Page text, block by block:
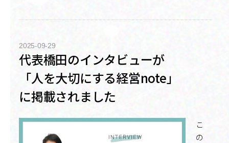
2025-09-29
代表橋田のインタビューが
「人を大切にする経営note」
に掲載されました
こ
の